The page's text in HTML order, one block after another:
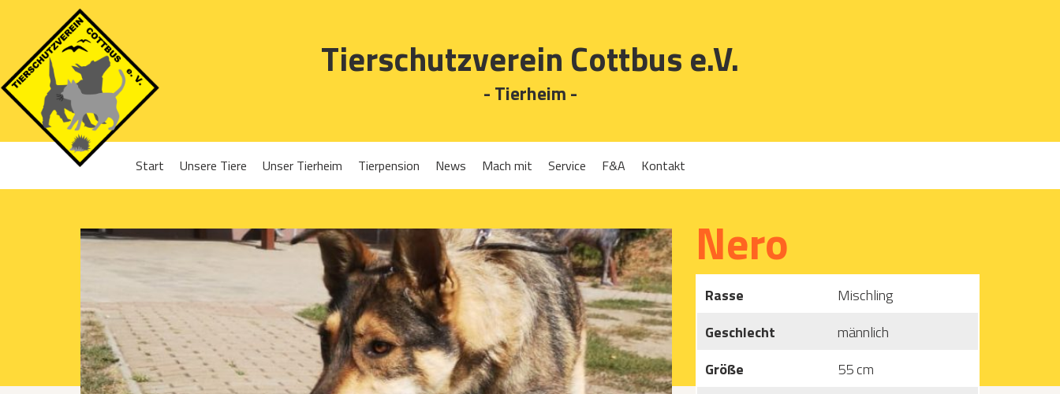
Tierschutzverein Cottbus e.V.
- Tierheim -
Start Unsere Tiere
Katzen
Unser Tierheim
Projekte 2017
Projekte 2018
Projekte 2019
Projekte 2020
Projekte 2021
Tierpension News Mach mit
Ehrenamt
Gassigehen
Mitglied werden
Patenschaften
Katzen­futterplätze
Service
Tierpension
F&A Kontakt
Nero
Rasse
Mischling
Geschlecht
männlich
Größe
55 cm